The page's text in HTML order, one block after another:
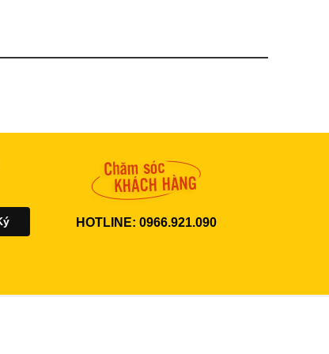
HOTLINE: 0966.921.090